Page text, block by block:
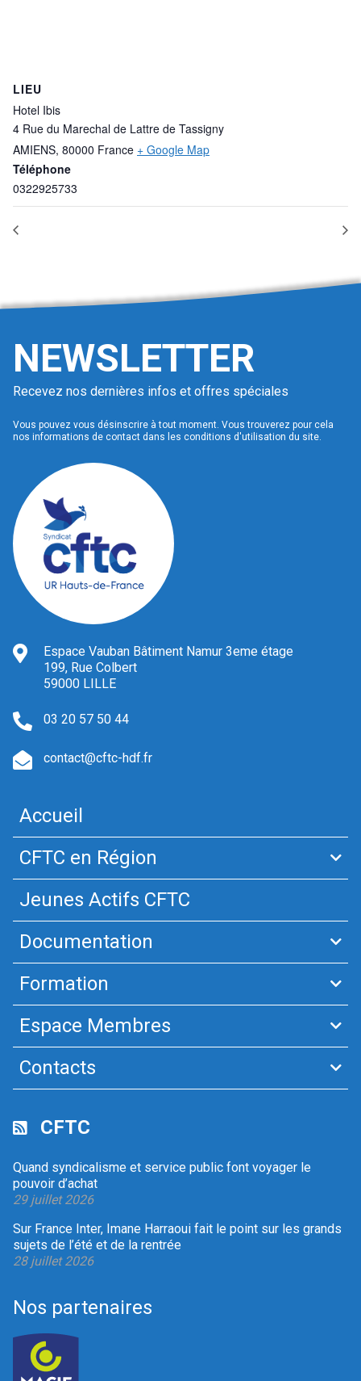
LIEU
Hotel Ibis
4 Rue du Marechal de Lattre de Tassigny
AMIENS, 80000 France + Google Map
Téléphone
0322925733
NEWSLETTER
Recevez nos dernières infos et offres spéciales
Vous pouvez vous désinscrire à tout moment. Vous trouverez pour cela
nos informations de contact dans les conditions d'utilisation du site.
Espace Vauban Bâtiment Namur 3eme étage
199, Rue Colbert
59000 LILLE
03 20 57 50 44
contact@cftc-hdf.fr
Accueil
CFTC en Région
Jeunes Actifs CFTC
Documentation
Formation
Espace Membres
Contacts
CFTC
Quand syndicalisme et service public font voyager le
pouvoir d’achat
29 juillet 2026
Sur France Inter, Imane Harraoui fait le point sur les grands
sujets de l’été et de la rentrée
28 juillet 2026
Nos partenaires